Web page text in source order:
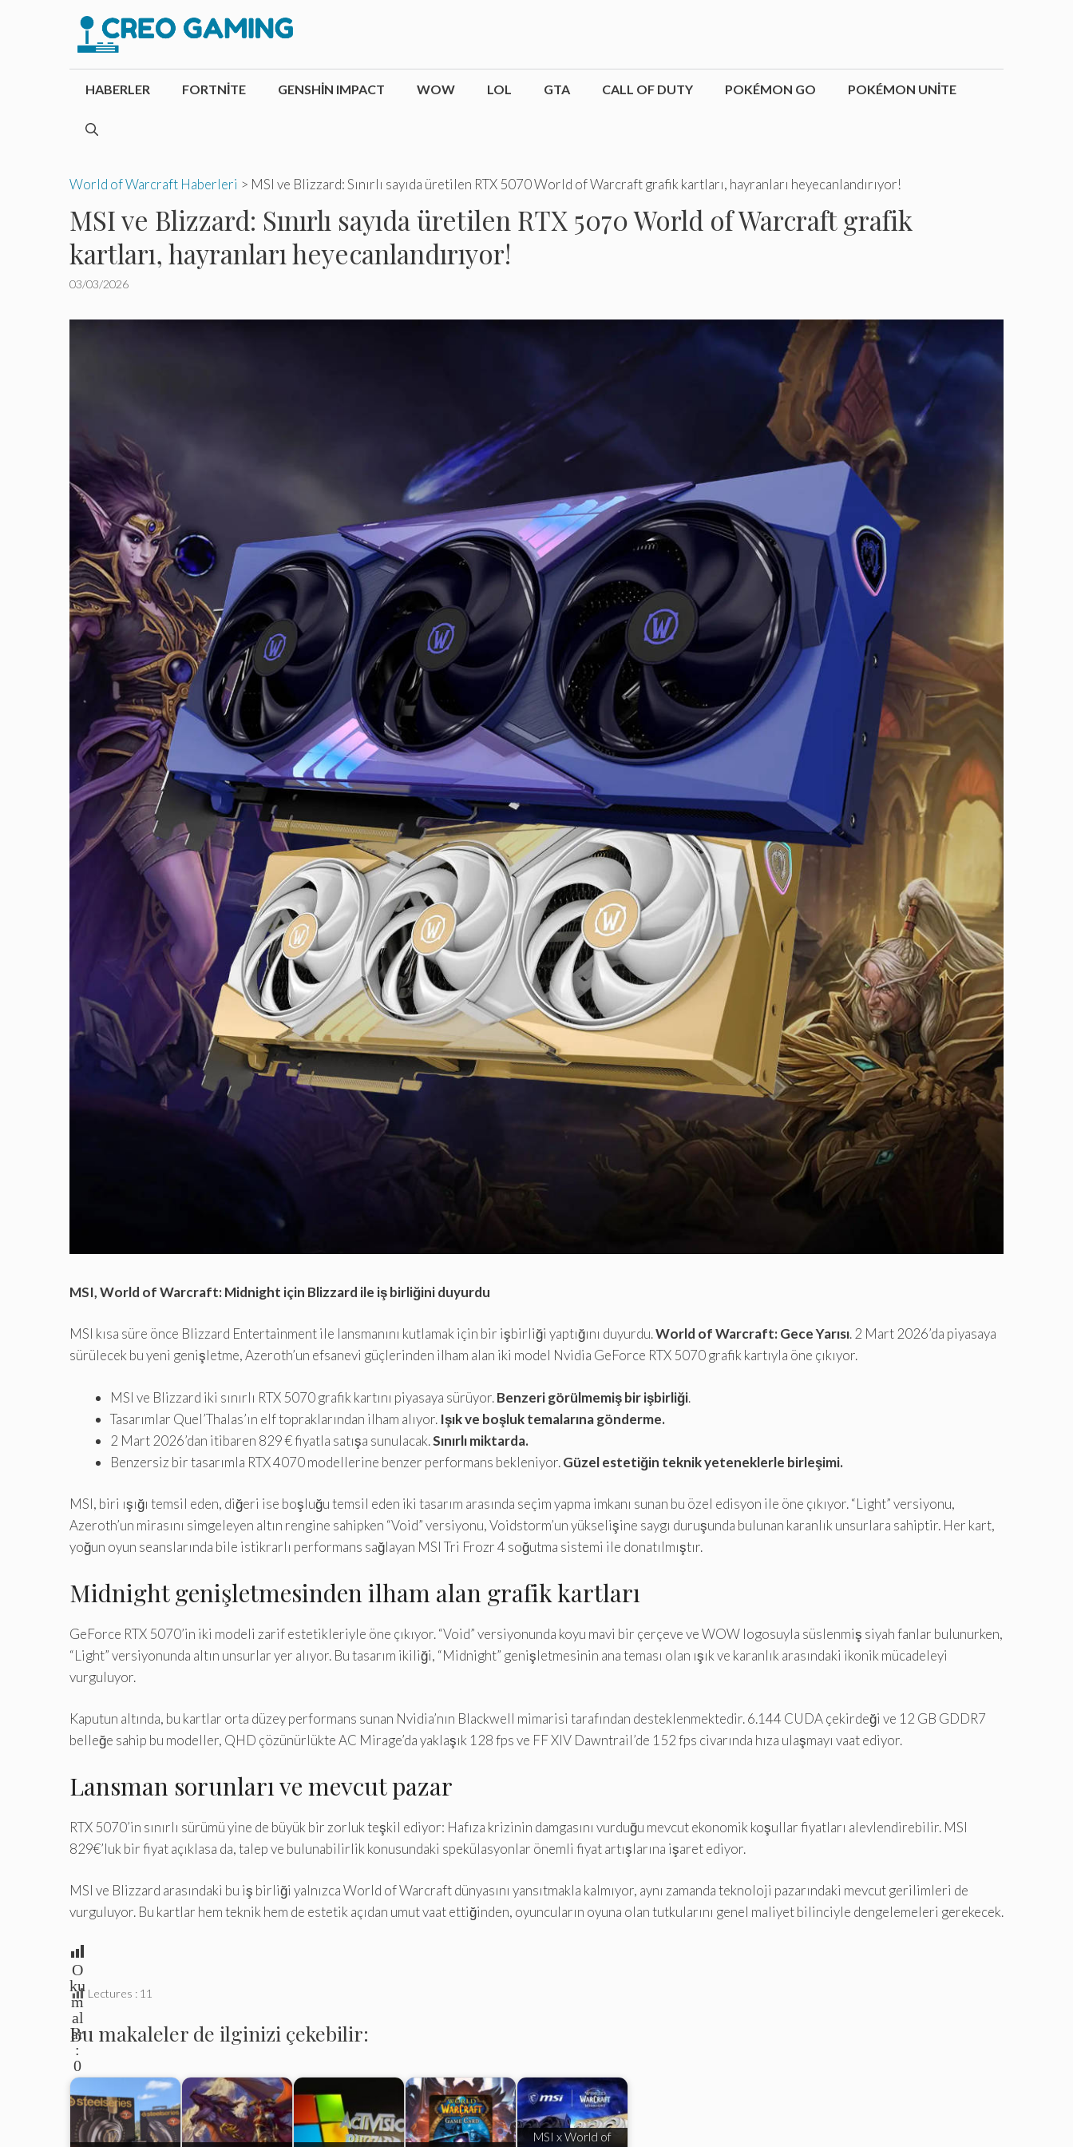
HABERLER FORTNITE GENSHIN IMPACT WOW LOL GTA CALL OF DUTY POKÉMON GO POKÉMON UNITE
World of Warcraft Haberleri > MSI ve Blizzard: Sınırlı sayıda üretilen RTX 5070 World of Warcraft grafik kartları, hayranları heyecanlandırıyor!
MSI ve Blizzard: Sınırlı sayıda üretilen RTX 5070 World of Warcraft grafik
kartları, hayranları heyecanlandırıyor!
03/03/2026
MSI, World of Warcraft: Midnight için Blizzard ile iş birliğini duyurdu
MSI kısa süre önce Blizzard Entertainment ile lansmanını kutlamak için bir işbirliği yaptığını duyurdu.World of Warcraft: Gece Yarısı. 2 Mart 2026’da piyasaya
sürülecek bu yeni genişletme, Azeroth’un efsanevi güçlerinden ilham alan iki model Nvidia GeForce RTX 5070 grafik kartıyla öne çıkıyor.
MSI ve Blizzard iki sınırlı RTX 5070 grafik kartını piyasaya sürüyor.Benzeri görülmemiş bir işbirliği.
Tasarımlar Quel’Thalas’ın elf topraklarından ilham alıyor. Işık ve boşluk temalarına gönderme.
2 Mart 2026’dan itibaren 829 € fiyatla satışa sunulacak.Sınırlı miktarda.
Benzersiz bir tasarımla RTX 4070 modellerine benzer performans bekleniyor.Güzel estetiğin teknik yeteneklerle birleşimi.
MSI, biri ışığı temsil eden, diğeri ise boşluğu temsil eden iki tasarım arasında seçim yapma imkanı sunan bu özel edisyon ile öne çıkıyor. “Light” versiyonu,
Azeroth’un mirasını simgeleyen altın rengine sahipken “Void” versiyonu, Voidstorm’un yükselişine saygı duruşunda bulunan karanlık unsurlara sahiptir. Her kart,
yoğun oyun seanslarında bile istikrarlı performans sağlayan MSI Tri Frozr 4 soğutma sistemi ile donatılmıştır.
Midnight genişletmesinden ilham alan grafik kartları
GeForce RTX 5070’in iki modeli zarif estetikleriyle öne çıkıyor. “Void” versiyonunda koyu mavi bir çerçeve ve WOW logosuyla süslenmiş siyah fanlar bulunurken,
“Light” versiyonunda altın unsurlar yer alıyor. Bu tasarım ikiliği, “Midnight” genişletmesinin ana teması olan ışık ve karanlık arasındaki ikonik mücadeleyi
vurguluyor.
Kaputun altında, bu kartlar orta düzey performans sunan Nvidia’nın Blackwell mimarisi tarafından desteklenmektedir. 6.144 CUDA çekirdeği ve 12 GB GDDR7
belleğe sahip bu modeller, QHD çözünürlükte AC Mirage’da yaklaşık 128 fps ve FF XIV Dawntrail’de 152 fps civarında hıza ulaşmayı vaat ediyor.
Lansman sorunları ve mevcut pazar
RTX 5070’in sınırlı sürümü yine de büyük bir zorluk teşkil ediyor: Hafıza krizinin damgasını vurduğu mevcut ekonomik koşullar fiyatları alevlendirebilir. MSI
829€’luk bir fiyat açıklasa da, talep ve bulunabilirlik konusundaki spekülasyonlar önemli fiyat artışlarına işaret ediyor.
MSI ve Blizzard arasındaki bu iş birliği yalnızca World of Warcraft dünyasını yansıtmakla kalmıyor, aynı zamanda teknoloji pazarındaki mevcut gerilimleri de
vurguluyor. Bu kartlar hem teknik hem de estetik açıdan umut vaat ettiğinden, oyuncuların oyuna olan tutkularını genel maliyet bilinciyle dengelemeleri gerekecek.
O
ku
m
al
ar
:
0
Lectures : 11
Bu makaleler de ilginizi çekebilir:
MSI x World of